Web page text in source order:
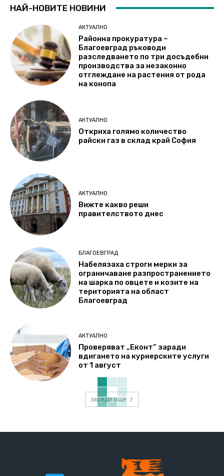
НАЙ-НОВИТЕ НОВИНИ
АКТУАЛНО
Районна прокуратура –
Благоевград ръководи
разследването по три досъдебни
производства за незаконно
отглеждане на растения от рода
на конопа
АКТУАЛНО
Откриха голямо количество
райски газ в склад край София
АКТУАЛНО
Вижте какво реши
правителството днес
БЛАГОЕВГРАД
Набелязаха строги мерки за
ограничаване разпространението
на шарка по овцете и козите на
територията на област
Благоевград
АКТУАЛНО
Проверяват „Еконт“ заради
вдигането на куриерските услуги
от 1 август
зареди още